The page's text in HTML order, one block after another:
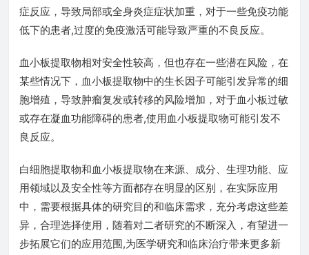
症反应，导致局部或全身炎症症状加重，对于一些免疫功能
低下的患者,过度的免疫激活可能导致严重的不良反应。
血小板提取物相对安全性较高，但也存在一些潜在风险，在
某些情况下，血小板提取物中的生长因子可能引发异常的细
胞增殖，导致肿瘤复发或转移的风险增加，对于血小板过敏
或存在凝血功能障碍的患者,使用血小板提取物可能引发不
良反应。
白细胞提取物和血小板提取物在来源、成分、生理功能、应
用领域以及安全性等方面都存在明显的区别，在实际应用
中，需要根据具体的研究目的和临床需求，充分考虑这些差
异，合理选择使用，随着对二者研究的不断深入，有望进一
步拓展它们的应用范围,为医学研究和临床治疗带来更多新